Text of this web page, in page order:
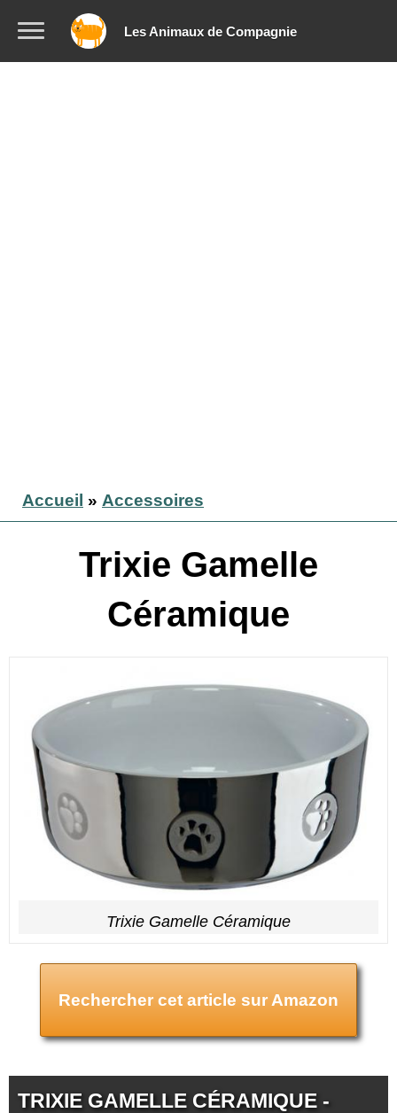
Les Animaux de Compagnie
Accueil » Accessoires
Trixie Gamelle
Céramique
Trixie Gamelle Céramique
Rechercher cet article sur Amazon
TRIXIE GAMELLE CÉRAMIQUE -